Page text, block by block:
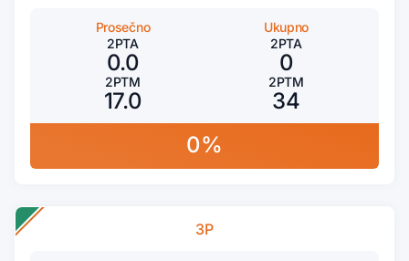
Prosečno
2PTA
0.0
2PTM
17.0
Ukupno
2PTA
0
2PTM
34
0%
3P